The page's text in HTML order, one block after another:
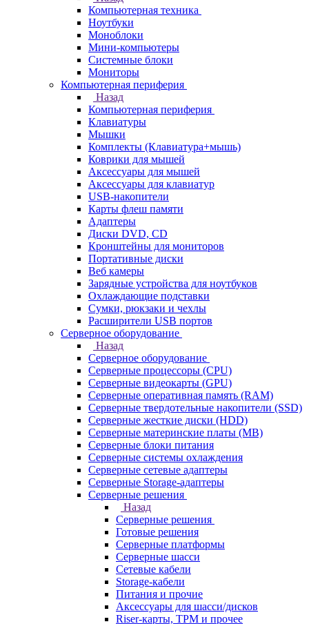
Компьютерная техника
Ноутбуки
Моноблоки
Мини-компьютеры
Системные блоки
Мониторы
Компьютерная периферия
Назад
Компьютерная периферия
Клавиатуры
Мышки
Комплекты (Клавиатура+мышь)
Коврики для мышей
Аксессуары для мышей
Аксессуары для клавиатур
USB-накопители
Карты флеш памяти
Адаптеры
Диски DVD, CD
Кронштейны для мониторов
Портативные диски
Веб камеры
Зарядные устройства для ноутбуков
Охлаждающие подставки
Сумки, рюкзаки и чехлы
Расширители USB портов
Серверное оборудование
Назад
Серверное оборудование
Серверные процессоры (CPU)
Серверные видеокарты (GPU)
Серверные оперативная память (RAM)
Серверные твердотельные накопители (SSD)
Серверные жесткие диски (HDD)
Серверные материнские платы (MB)
Серверные блоки питания
Серверные системы охлаждения
Серверные сетевые адаптеры
Серверные Storage-адаптеры
Серверные решения
Назад
Серверные решения
Готовые решения
Серверные платформы
Серверные шасси
Сетевые кабели
Storage-кабели
Питания и прочие
Аксессуары для шасси/дисков
Riser-карты, TPM и прочее